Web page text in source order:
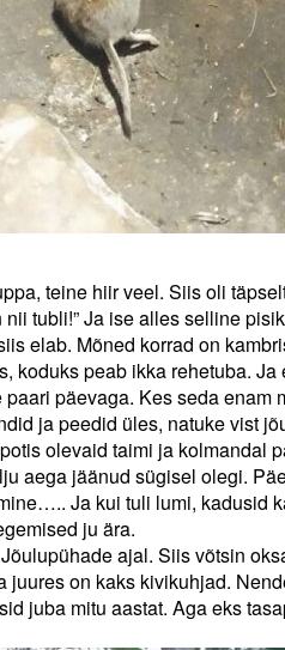
teine hiir veel. Siis oli
tubli!” Ja ise alles selline
elab. Mõned korrad on
koduks peab ikka rehetuba.
päevaga. Kes seda enam
ja peedid üles, natuke vist
olevaid taimi ja kolmandal
aega jäänud sügisel olegi.
Ja kui tuli lumi, kadusid
ju ära.
ajal. Siis võtsin
juures on kaks kivikuhjad.
juba mitu aastat. Aga eks